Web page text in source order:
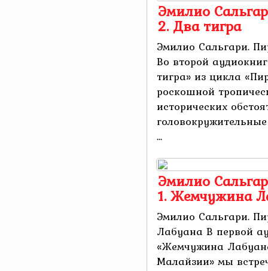
Эмилио
2. Два тигра
Эмилио Сальгари.
Во второй
тигра» из цикла
роскошной
исторических
...
Эмилио
1. Жемчужина
Эмилио Сальгари.
Лабуана В первой
«Жемчужина
Малайзии» мы